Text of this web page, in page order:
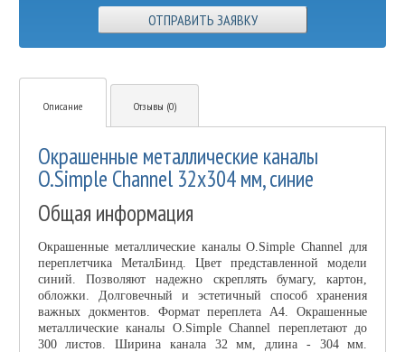
ОТПРАВИТЬ ЗАЯВКУ
Описание Отзывы (0)
Окрашенные металлические каналы
O.Simple Channel 32х304 мм, синие
Общая информация
Окрашенные металлические каналы O.Simple Channel для
переплетчика МеталБинд. Цвет представленной модели
синий. Позволяют надежно скреплять бумагу, картон,
обложки. Долговечный и эстетичный способ хранения
важных докментов. Формат переплета А4. Окрашенные
металлические каналы O.Simple Channel переплетают до
300 листов. Ширина канала 32 мм, длина - 304 мм.